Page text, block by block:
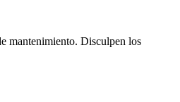
mantenimiento. Disculpen los